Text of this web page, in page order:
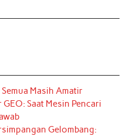
Masih Amatir
GEO: Saat Mesin Pencari
Gelombang: